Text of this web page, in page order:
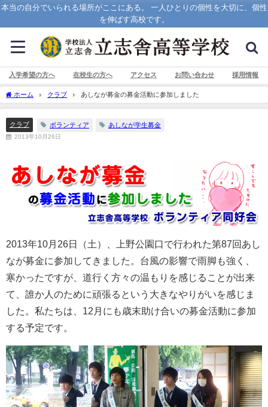
本当の自分でいられる場所がここにある。 一人ひとりの個性を大切に、個性
を伸ばす高校です。
入学希望の方へ 在校生の方へ アクセス お問い合わせ 採用情報
ホーム クラブ あしなが募金の募金活動に参加しました
クラブ ボランティア あしなが学生募金
2013年10月26日
2013年10月26日（土）、上野公園口で行われた第87回あし
なが募金に参加してきました。台風の影響で雨脚も強く、
寒かったですが、道行く方々の温もりを感じることが出来
て、誰か人のために頑張るという大きなやりがいを感じま
した。私たちは、12月にも歳末助け合いの募金活動に参加
する予定です。